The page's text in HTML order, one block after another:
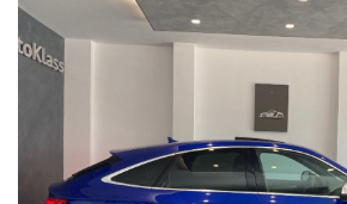
indicatori di direzione dinamici posteriori
- Lane departure warning con emergency
sicurezza proattiva degli occupanti:
laterale Airbag laterali anteriori e
airbag per la testa e airbag centrale
- Adaptive cruise assist plus
- Cerchi in lega da 20" Audi Sport con